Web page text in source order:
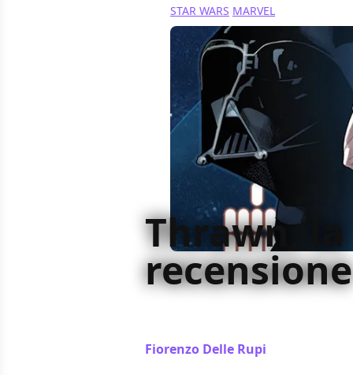
STAR WARS MARVEL
Thrawn, la
recensione
Fiorenzo Delle Rupi